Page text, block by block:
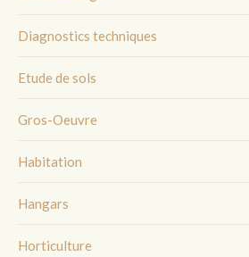
Diagnostics techniques
Etude de sols
Gros-Oeuvre
Habitation
Hangars
Horticulture